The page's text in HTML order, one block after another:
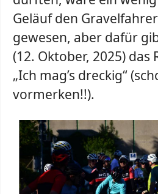
Geläuf den
gewesen, aber dafür
(12. Oktober, 2025) das
„Ich mag’s dreckig“
vormerken!!).